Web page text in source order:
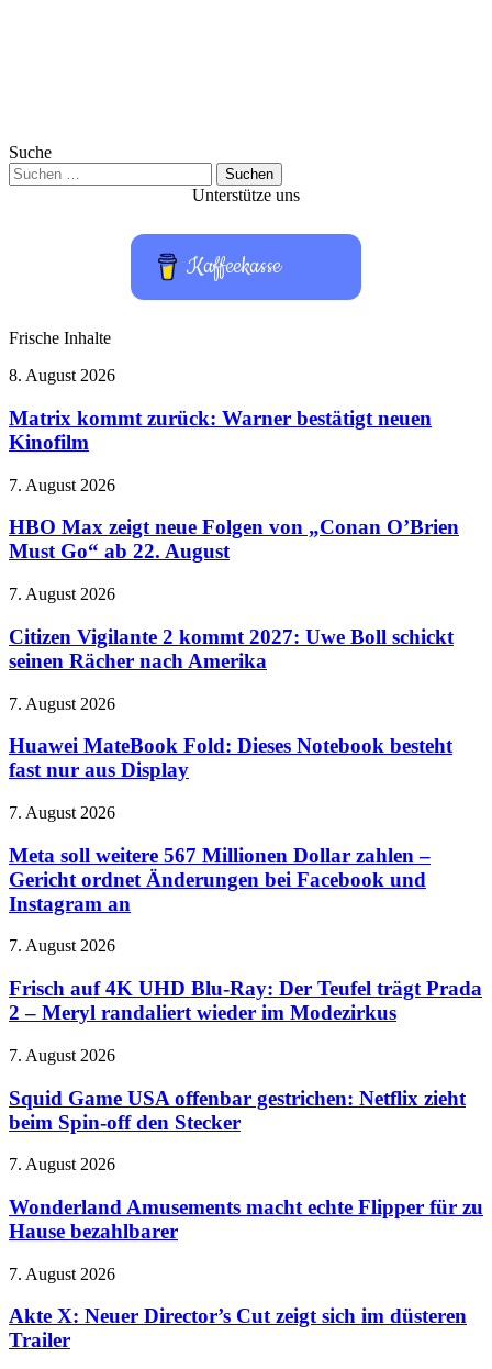
Suche
Suchen
nach:
Unterstütze uns
Kaffeekasse
Frische Inhalte
Matrix
zurück:
Warner
bestätigt
Kinofilm
8. August 2026
Matrix kommt zurück: Warner bestätigt neuen
Kinofilm
HBO
zeigt
neue
Folgen
„Conan
Must
Go“
22.
7. August 2026
HBO Max zeigt neue Folgen von „Conan O’Brien
Must Go“ ab 22. August
Citizen
2
kommt
2027:
Boll
seinen
Rächer
Amerika
7. August 2026
Citizen Vigilante 2 kommt 2027: Uwe Boll schickt
seinen Rächer nach Amerika
Huawei
Fold:
Dieses
Notebook
fast
aus
Display
7. August 2026
Huawei MateBook Fold: Dieses Notebook besteht
fast nur aus Display
Meta
weitere
567
Millionen
Dollar
–
ordnet
Änderungen
Facebook
Instagram
an
7. August 2026
Meta soll weitere 567 Millionen Dollar zahlen –
Gericht ordnet Änderungen bei Facebook und
Instagram an
Frisch
4K
UHD
Blu-
Der
trägt
Prada
–
randaliert
wieder
im
7. August 2026
Frisch auf 4K UHD Blu-Ray: Der Teufel trägt Prada
2 – Meryl randaliert wieder im Modezirkus
Squid
USA
offenbar
gestrichen:
zieht
Spin-
off
Stecker
7. August 2026
Squid Game USA offenbar gestrichen: Netflix zieht
beim Spin-off den Stecker
Wonderland
macht
echte
Flipper
zu
bezahlbarer
7. August 2026
Wonderland Amusements macht echte Flipper für zu
Hause bezahlbarer
Akte
Neuer
Director’s
Cut
7. August 2026
Akte X: Neuer Director’s Cut zeigt sich im düsteren
Trailer